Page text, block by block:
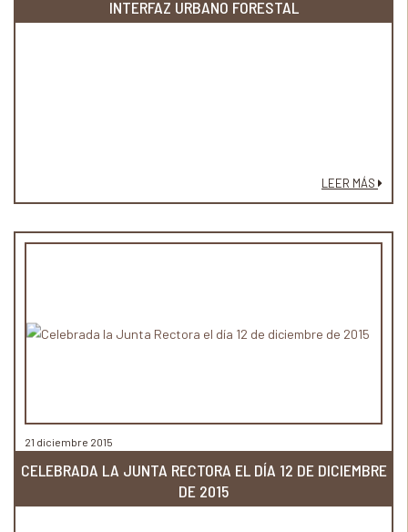
INTERFAZ URBANO FORESTAL
LEER MÁS
21 diciembre 2015
CELEBRADA LA JUNTA RECTORA EL DÍA 12 DE DICIEMBRE
DE 2015